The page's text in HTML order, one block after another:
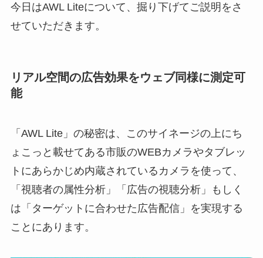
今日はAWL Liteについて、掘り下げてご説明をさ
せていただきます。
リアル空間の広告効果をウェブ同様に測定可
能
「AWL Lite」の秘密は、このサイネージの上にち
ょこっと載せてある市販のWEBカメラやタブレッ
トにあらかじめ内蔵されているカメラを使って、
「視聴者の属性分析」「広告の視聴分析」もしく
は「ターゲットに合わせた広告配信」を実現する
ことにあります。